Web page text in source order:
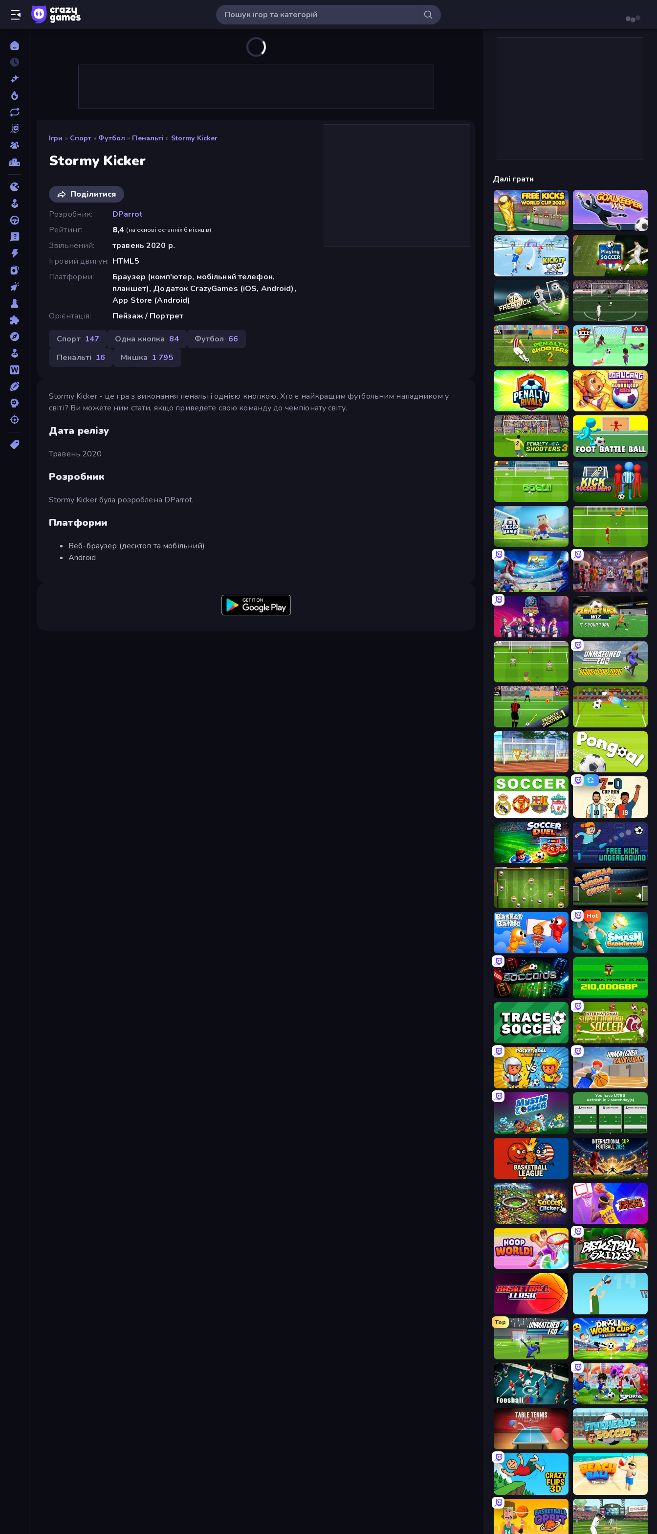
Ігри » Спорт » Футбол » Пенальті » Stormy Kicker
Stormy Kicker
Поділитися
Розробник
DParrot
Рейтинг
8,4 (на основі останніх 6 місяців)
Звільнений
травень 2020 р.
Ігровий двигун HTML5
Платформи
Браузер (комп'ютер, мобільний телефон,
планшет), Додаток CrazyGames (iOS, Android),
App Store (Android)
Орієнтація
Пейзаж / Портрет
Спорт 147 Одна кнопка 84 Футбол 66
Пенальті 16 Мишка 1 795
Stormy Kicker - це гра з виконання пенальті однією кнопкою. Хто є найкращим футбольним нападником у
світі? Ви можете ним стати, якщо приведете свою команду до чемпіонату світу.
Дата релізу
Травень 2020
Розробник
Stormy Kicker була розроблена DParrot.
Платформи
Веб-браузер (десктоп та мобільний)
Android
Далі грати
Free Kicks World Cup 2026 Goalkeeper Wiz
Kick It – Fun Soccer Game Playing Soccer
Free Kick Classic (3D Free Kick) Bicycle Kick Champ
Penalty Shooters 2 Soccer Dash
Penalty Rivals Goal Gang
Penalty Shooters 3 Foot Battle Ball
Kick Soccer Hero
3D Soccer Mania
Real Football CG FC 26
PSG Soccer Freestyle Penalty Kick Wiz
Drop Kick: World Cup
Penalty Shooters Penalty Superstar
Street Freekick 3D Pongoal
European Football Quiz
Soccer Duel Free Kick Underground
Soccer Challenge A Small World Cup
Basket Battle
Hot
Smash Badminton
Soccards Bad Soccer Manager
Tracesoccer International Super Animal Soccer
Pocket Goal: World Cup Unmatched Basketball
Mystic Soccer Idle Soccer Manager
Basketball League International Cup Football 2026
Soccer Clicker Basketball Superstars
Hoop World 3D Basketball Skills
Basketball Clash Street Ball Jam
Top
Unmatched Ego 2 Droll World Cup
Foosball 3D Sportia Football Cup
Table Tennis World Tour Fiveheads Soccer
Crazy Flips 3D